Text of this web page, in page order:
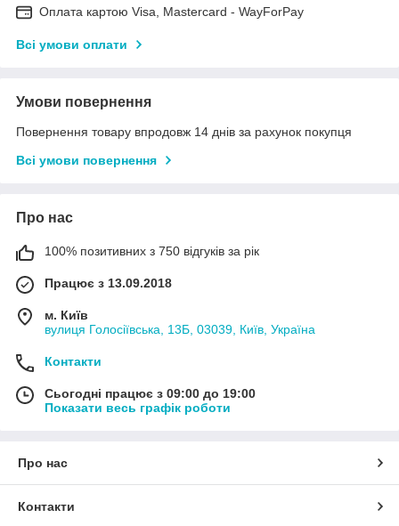
Оплата картою Visa, Mastercard - WayForPay
Всі умови оплати
Умови повернення
Повернення товару впродовж 14 днів за рахунок покупця
Всі умови повернення
Про нас
100% позитивних з 750 відгуків за рік
Працює з 13.09.2018
м. Київ
вулиця Голосіївська, 13Б, 03039, Київ, Україна
Контакти
Сьогодні працює з 09:00 до 19:00
Показати весь графік роботи
Про нас
Контакти